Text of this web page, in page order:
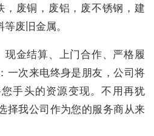
，废铜，废铝，废不锈钢，建
废旧金属。
现金结算、上门合作、严格履
一次来电终身是朋友，公司将
手头的资源变现。不用再犹
择我公司作为您的服务商从来